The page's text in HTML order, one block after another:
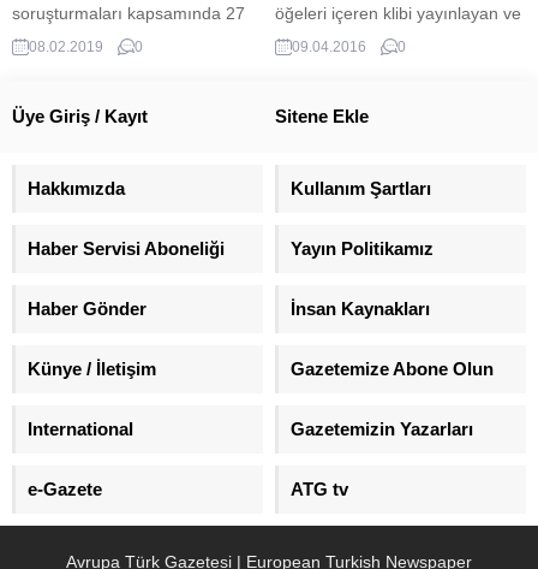
soruşturmaları kapsamında 27
adrese eş zamanlı düzenlenen
operasyonda 27 şüpheli
şüphelilerle ilgili Antalya
devam ediyor.
08.02.2019 0
öğeleri içeren klibi yayınlayan ve
büyük tepki çeken Alman kanalı
ZDF, yazılı bir açıklama ile özür
09.04.2016 0
Üye Giriş / Kayıt Sitene Ekle
Hakkımızda Kullanım Şartları
Haber Servisi Aboneliği Yayın Politikamız
Haber Gönder İnsan Kaynakları
Künye / İletişim Gazetemize Abone Olun
International Gazetemizin Yazarları
e-Gazete ATG tv
Avrupa Türk Gazetesi | European Turkish Newspaper